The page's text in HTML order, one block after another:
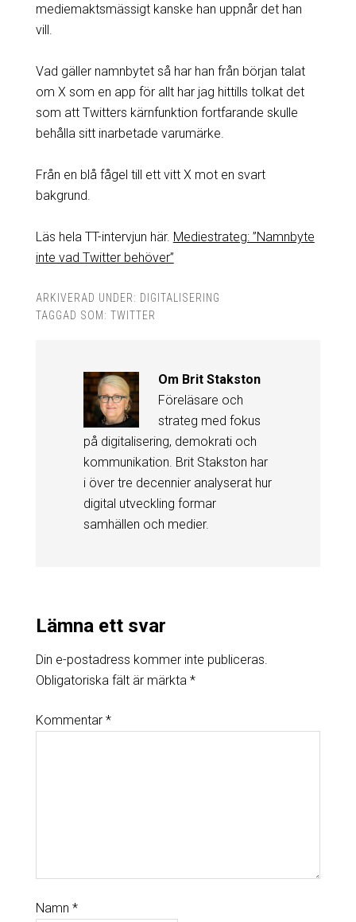
mediemaktsmässigt kanske han uppnår det han
vill.
Vad gäller namnbytet så har han från början talat
om X som en app för allt har jag hittills tolkat det
som att Twitters kärnfunktion fortfarande skulle
behålla sitt inarbetade varumärke.
Från en blå fågel till ett vitt X mot en svart
bakgrund.
Läs hela TT-intervjun här. Mediestrateg: ”Namnbyte
inte vad Twitter behöver”
ARKIVERAD UNDER: DIGITALISERING
TAGGAD SOM: TWITTER
Om Brit Stakston
Föreläsare och
strateg med fokus
på digitalisering, demokrati och
kommunikation. Brit Stakston har
i över tre decennier analyserat hur
digital utveckling formar
samhällen och medier.
Lämna ett svar
Din e-postadress kommer inte publiceras.
Obligatoriska fält är märkta *
Kommentar *
Namn *